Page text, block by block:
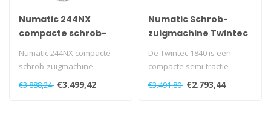
Numatic 244NX
compacte schrob-
Numatic 244NX compacte
schrob-zuigmachine
€3.888,24 €3.499,42
Numatic Schrob-
zuigmachine Twintec
De Twintec 1840 is een
compacte semi-tractie
schrobzuigmachine
€3.491,80 €2.793,44